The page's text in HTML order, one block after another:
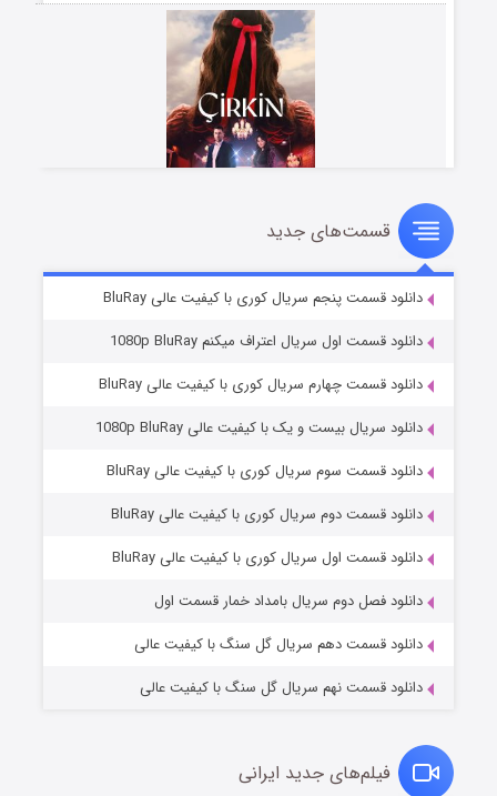
سریال زشت
قسمت۲ (زیرنویس) منتشر شد
مردگان متحرک: شهر مرده ۳
قسمت۲ (زیرنویس) منتشر شد
قسمت‌های جدید
دانلود قسمت پنجم سریال کوری با کیفیت عالی BluRay
دانلود قسمت اول سریال اعتراف میکنم 1080p BluRay
دانلود قسمت چهارم سریال کوری با کیفیت عالی BluRay
دانلود سریال بیست و یک با کیفیت عالی 1080p BluRay
دانلود قسمت سوم سریال کوری با کیفیت عالی BluRay
دانلود قسمت دوم سریال کوری با کیفیت عالی BluRay
دانلود قسمت اول سریال کوری با کیفیت عالی BluRay
دانلود فصل دوم سریال بامداد خمار قسمت اول
دانلود قسمت دهم سریال گل سنگ با کیفیت عالی
دانلود قسمت نهم سریال گل سنگ با کیفیت عالی
فیلم‌های جدید ایرانی